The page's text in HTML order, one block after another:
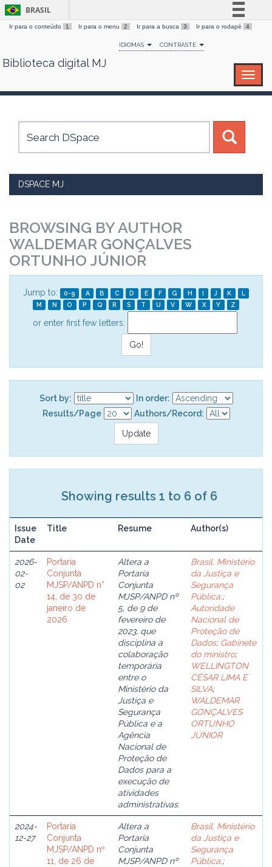
Skip
BRASIL
Simplifique!
Comunica BR
Canais
Ir para o conteúdo 1 Ir para o menu 2 Ir para a busca 3 Ir para o rodapé 4
IDIOMAS CONTRASTE
Biblioteca digital MJ
DSPACE MJ
BROWSING BY AUTHOR
WALDEMAR GONÇALVES
ORTUNHO JÚNIOR
Jump to: 0-9 A B C D E F G H I J K
L
M
N O P Q R S T U V W X Y Z
or enter first few letters:
Sort by:
In order:
Results/Page
Authors/Record:
Showing results 1 to 6 of 6
Issue
Date
Title Resume Author(s)
2026-
02-
02
Portaria
Conjunta
MJSP/ANPD n°
14, de 30 de
janeiro de
2026
Altera a
Portaria
Conjunta
MJSP/ANPD nº
5, de 9 de
fevereiro de
2023, que
disciplina a
colaboração
temporária
entre o
Ministério da
Justiça e
Segurança
Pública e a
Agência
Nacional de
Proteção de
Dados para a
execução de
atividades
administrativas.
Brasil. Ministério
da Justiça e
Segurança
Pública.;
Autoridade
Nacional de
Proteção de
Dados; Gabinete
do ministro;
WELLINGTON
CÉSAR LIMA E
SILVA;
WALDEMAR
GONÇALVES
ORTUNHO
JÚNIOR
2024-
12-27
Portaria
Conjunta
MJSP/ANPD nº
11, de 26 de
Altera a
Portaria
Conjunta
MJSP/ANPD nº
Brasil. Ministério
da Justiça e
Segurança
Pública.;